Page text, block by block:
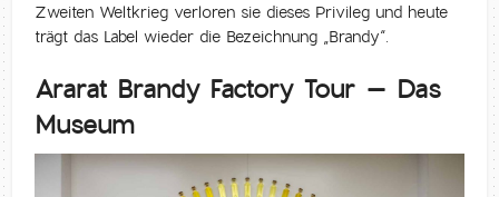
Zweiten Weltkrieg verloren sie dieses Privileg und heute
trägt das Label wieder die Bezeichnung „Brandy“.
Ararat Brandy Factory Tour – Das
Museum